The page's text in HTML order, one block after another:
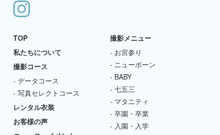
TOP
私たちについて
撮影コース
データコース
写真セレクトコース
レンタル衣装
お客様の声
撮影メニュー
お宮参り
ニューボーン
BABY
七五三
マタニティ
卒園・卒業
入園・入学